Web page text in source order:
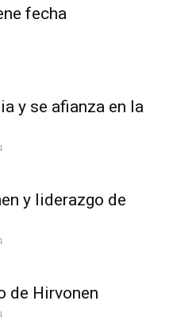
fecha
y se afianza en la
y liderazgo de
de Hirvonen